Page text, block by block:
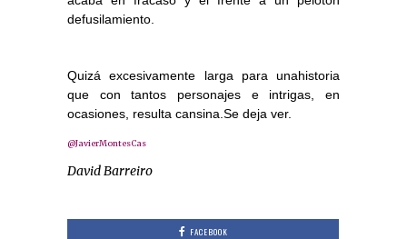
defusilamiento.
Quizá excesivamente larga para unahistoria
que con tantos personajes e intrigas, en
ocasiones, resulta cansina.Se deja ver.
@JavierMontesCas
David Barreiro
FACEBOOK